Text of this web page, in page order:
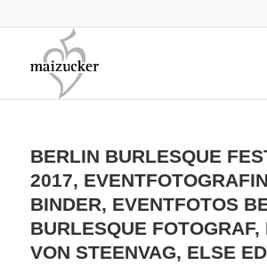
BERLIN BURLESQUE
2017,
BINDER, EVENTFOTOS
BURLESQUE
VON STEENVAG, ELSE